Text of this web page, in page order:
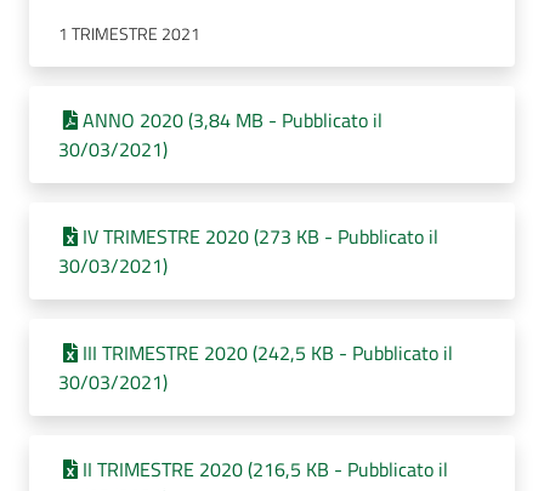
1 TRIMESTRE 2021
ANNO 2020 (3,84 MB - Pubblicato il
30/03/2021)
IV TRIMESTRE 2020 (273 KB - Pubblicato il
30/03/2021)
III TRIMESTRE 2020 (242,5 KB - Pubblicato il
30/03/2021)
II TRIMESTRE 2020 (216,5 KB - Pubblicato il